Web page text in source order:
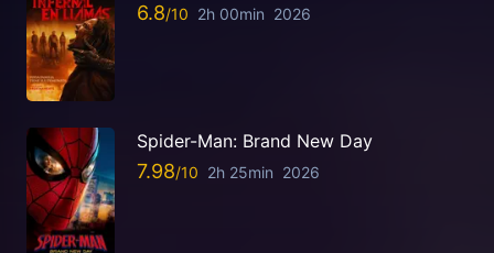
6.8 2h 00min 2026
Spider-Man: Brand New Day
7.98 2h 25min 2026